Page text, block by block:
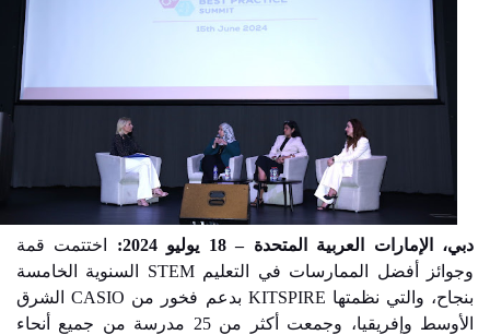
دبي، الإمارات العربية المتحدة –18 يوليو 2024:
اختتمت قمة
وجوائز أفضل الممارسات في التعليمSTEM السنوية الخامسة
بنجاح، والتي نظمتها KITSPIRE بدعم فخور من CASIOالشرق
الأوسط وإفريقيا، وجمعت أكثر من 25 مدرسة من جميع أنحاء